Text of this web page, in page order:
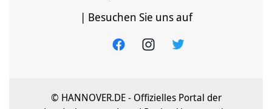
| Besuchen Sie uns auf
© HANNOVER.DE - Offizielles Portal der